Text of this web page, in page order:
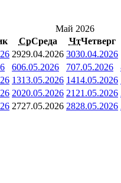
Май 2026
СрСреда ЧтЧетверг
2929.04.2026 3030.04.2026
606.05.2026 707.05.2026
1313.05.2026 1414.05.2026
2020.05.2026 21 21.05.2026
2727.05.2026 2828.05.2026